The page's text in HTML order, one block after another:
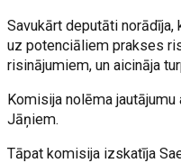
Savukārt deputāti
uz potenciāliem prakses
risinājumiem, un aicināja
Komisija nolēma
Jāņiem.
Tāpat komisija izskatīja